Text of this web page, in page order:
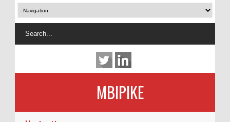
MBIPIKE